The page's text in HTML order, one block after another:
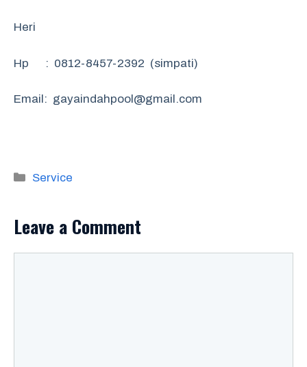
Heri
Hp : 0812-8457-2392 (simpati)
Email: gayaindahpool@gmail.com
Categories
Service
Leave a Comment